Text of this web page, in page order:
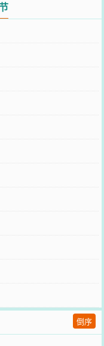
胁！需要我们支援？”
即赶往蓝星，却看到姜
？这到底是谁惨。从
倒序